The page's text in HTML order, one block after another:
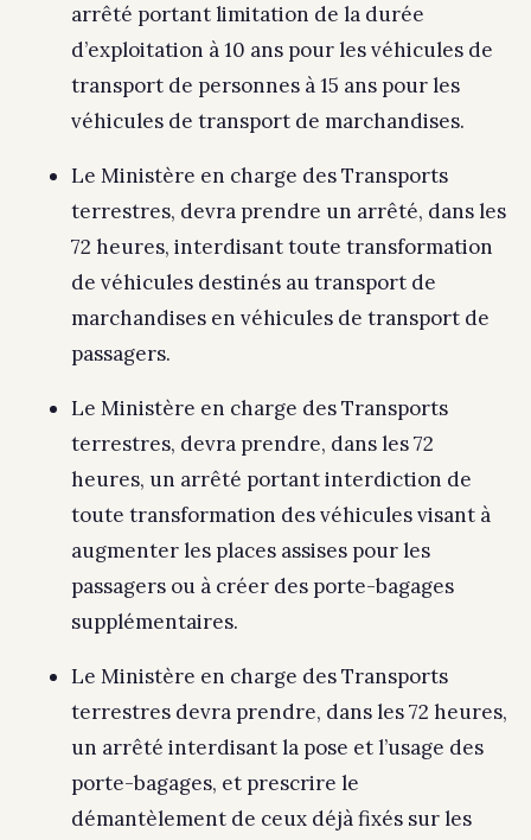
arrêté portant limitation de la durée
d’exploitation à 10 ans pour les véhicules de
transport de personnes à 15 ans pour les
véhicules de transport de marchandises.
Le Ministère en charge des Transports
terrestres, devra prendre un arrêté, dans les
72 heures, interdisant toute transformation
de véhicules destinés au transport de
marchandises en véhicules de transport de
passagers.
Le Ministère en charge des Transports
terrestres, devra prendre, dans les 72
heures, un arrêté portant interdiction de
toute transformation des véhicules visant à
augmenter les places assises pour les
passagers ou à créer des porte-bagages
supplémentaires.
Le Ministère en charge des Transports
terrestres devra prendre, dans les 72 heures,
un arrêté interdisant la pose et l’usage des
porte-bagages, et prescrire le
démantèlement de ceux déjà fixés sur les